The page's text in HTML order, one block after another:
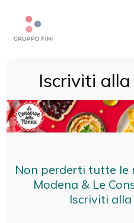
/CONFETTURA DI
Iscriviti
Non perderti tutte le
Modena & Le
Iscriviti